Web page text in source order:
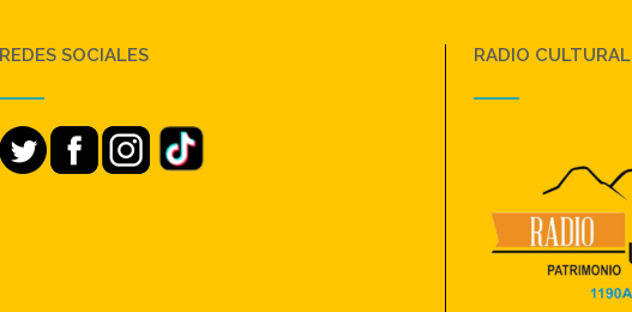
REDES SOCIALES RADIO CULTURAL